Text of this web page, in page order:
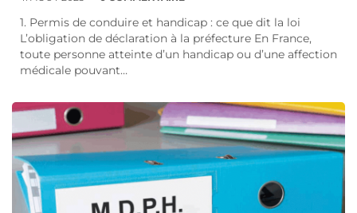
1. Permis de conduire et handicap : ce que dit la loi
L’obligation de déclaration à la préfecture En France,
toute personne atteinte d’un handicap ou d’une affection
médicale pouvant…